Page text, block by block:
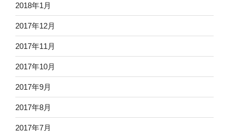
2018年1月
2017年12月
2017年11月
2017年10月
2017年9月
2017年8月
2017年7月